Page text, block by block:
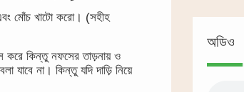
মোঁচ খাটো করো। (সহীহ
করে কিন্তু নফসের তাড়নায় ও
যাবে না। কিন্তু যদি দাড়ি নিয়ে
অডিও